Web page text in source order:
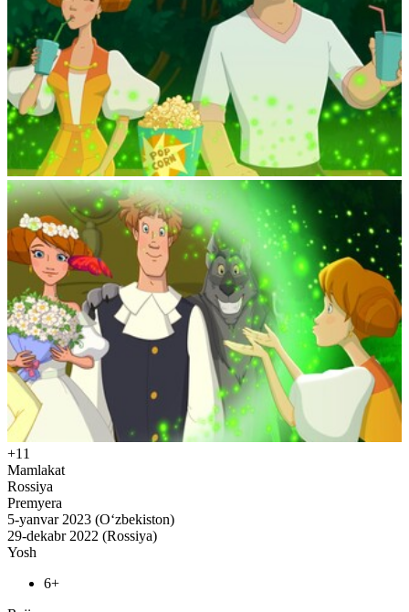
+11
Mamlakat
Rossiya
Premyera
5-yanvar 2023 (O‘zbekiston)
29-dekabr 2022 (Rossiya)
Yosh
6+